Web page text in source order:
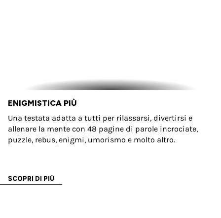
ENIGMISTICA PIÙ
Una testata adatta a tutti per rilassarsi, divertirsi e
allenare la mente con 48 pagine di parole incrociate,
puzzle, rebus, enigmi, umorismo e molto altro.
SCOPRI DI PIÙ